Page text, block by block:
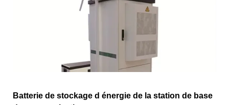
Batterie de stockage d énergie de la station de base